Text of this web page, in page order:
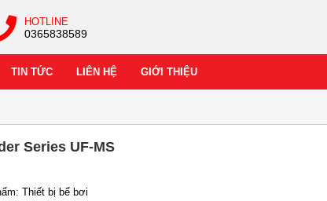
HOTLINE
0365838589
TIN TỨC LIÊN HỆ GIỚI THIỆU
Series UF-MS
Thiết bị bể bơi